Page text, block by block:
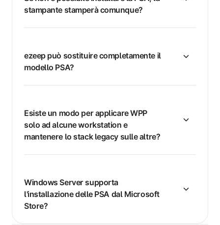
stampante stamperà comunque?
ezeep può sostituire completamente il
modello PSA?
Esiste un modo per applicare WPP
solo ad alcune workstation e
mantenere lo stack legacy sulle altre?
Windows Server supporta
l'installazione delle PSA dal Microsoft
Store?